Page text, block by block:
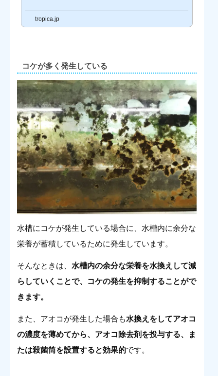
tropica.jp
コケが多く発生している
水槽にコケが発生している場合に、水槽内に余分な
栄養が蓄積しているために発生しています。
そんなときは、 水槽内の余分な栄養を水換えして減
らしていくことで、コケの発生を抑制することがで
きます。
また、アオコが発生した場合も水換えをしてアオコ
の濃度を薄めてから、アオコ除去剤を投与する、ま
たは殺菌筒を設置すると効果的です。